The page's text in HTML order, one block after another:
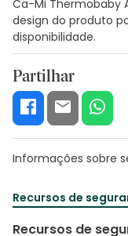
Ca-Mi Thermobaby
design do produto
disponibilidade.
Partilhar
Informações sobre
Recursos de
Recursos de